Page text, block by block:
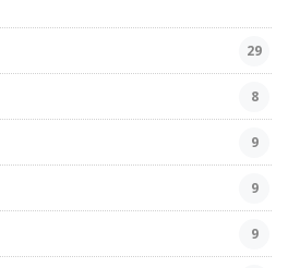
29
8
9
9
9